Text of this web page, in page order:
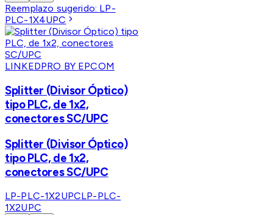
Reemplazo sugerido: LP-
PLC-1X4UPC
LINKEDPRO BY EPCOM
Splitter (Divisor Óptico)
tipo PLC, de 1x2,
conectores SC/UPC
Splitter (Divisor Óptico)
tipo PLC, de 1x2,
conectores SC/UPC
LP-PLC-1X2UPCLP-PLC-
1X2UPC